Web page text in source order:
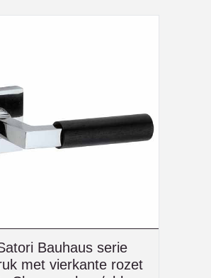
Bauhaus serie
met vierkante rozet